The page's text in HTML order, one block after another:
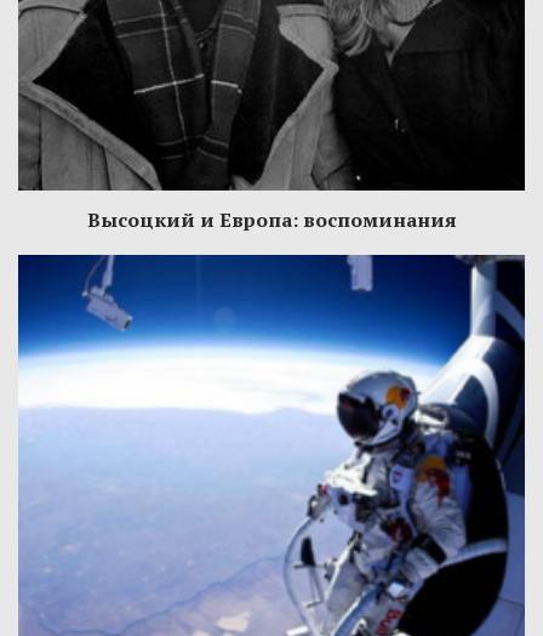
Высоцкий и Европа: воспоминания